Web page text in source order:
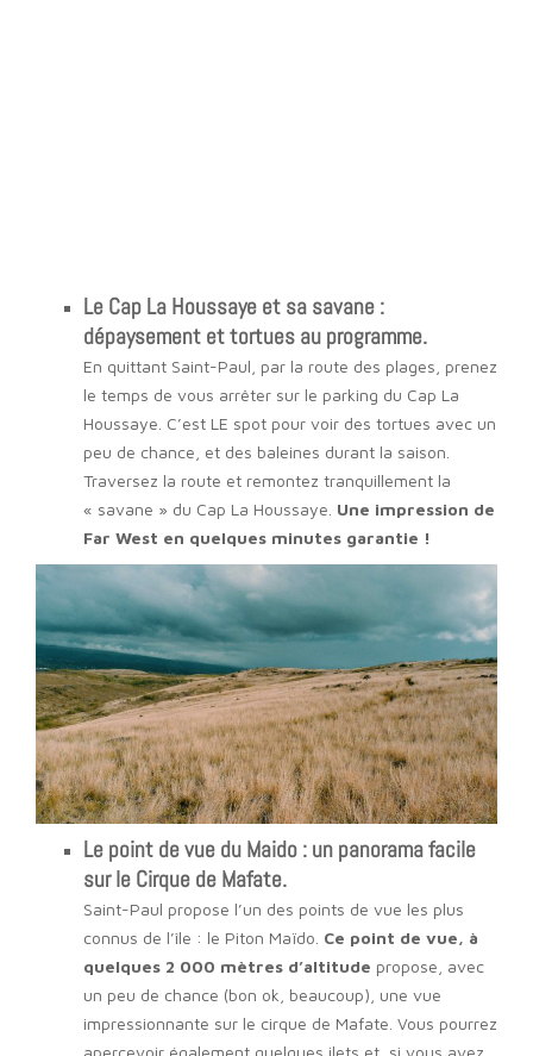
Le Cap La Houssaye et sa savane :
dépaysement et tortues au programme.
En quittant Saint-Paul, par la route des plages, prenez
le temps de vous arrêter sur le parking du Cap La
Houssaye. C’est LE spot pour voir des tortues avec un
peu de chance, et des baleines durant la saison.
Traversez la route et remontez tranquillement la
« savane » du Cap La Houssaye. Une impression de
Far West en quelques minutes garantie !
Le point de vue du Maido : un panorama facile
sur le Cirque de Mafate.
Saint-Paul propose l’un des points de vue les plus
connus de l’île : le Piton Maïdo. Ce point de vue, à
quelques 2 000 mètres d’altitude propose, avec
un peu de chance (bon ok, beaucoup), une vue
impressionnante sur le cirque de Mafate. Vous pourrez
apercevoir également quelques ilets et, si vous avez